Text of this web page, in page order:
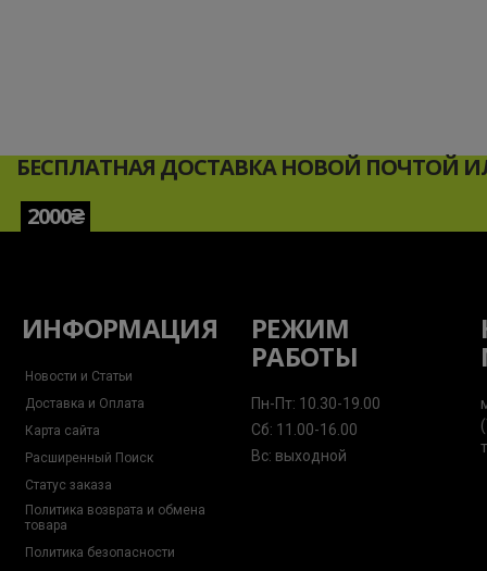
организм.
Глютамин цены
Принимать
Не стоит
БЕСПЛАТНАЯ ДОСТАВКА НОВОЙ ПОЧТОЙ
2000₴
ИНФОРМАЦИЯ
Новости и Статьи
Доставка и Оплата
Карта сайта
Расширенный Поиск
Статус заказа
Политика возврата и обмена
товара
Политика безопасности
РЕЖИМ
РАБОТЫ
Пн-Пт: 10.30-19.00
Сб: 11.00-16.00
Вс: выходной